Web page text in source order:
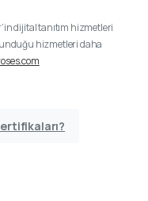
dijital tanıtım hizmetleri
hizmetleri daha